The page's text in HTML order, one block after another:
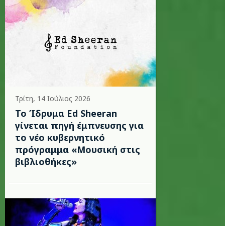
Τρίτη, 14 Ιούλιος 2026
Το Ίδρυμα Ed Sheeran
γίνεται πηγή έμπνευσης για
το νέο κυβερνητικό
πρόγραμμα «Μουσική στις
βιβλιοθήκες»